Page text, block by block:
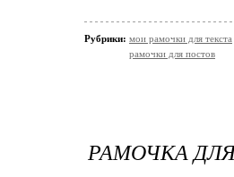
Рубрики: мои рамочки для текста
рамочки для постов
РАМОЧКА